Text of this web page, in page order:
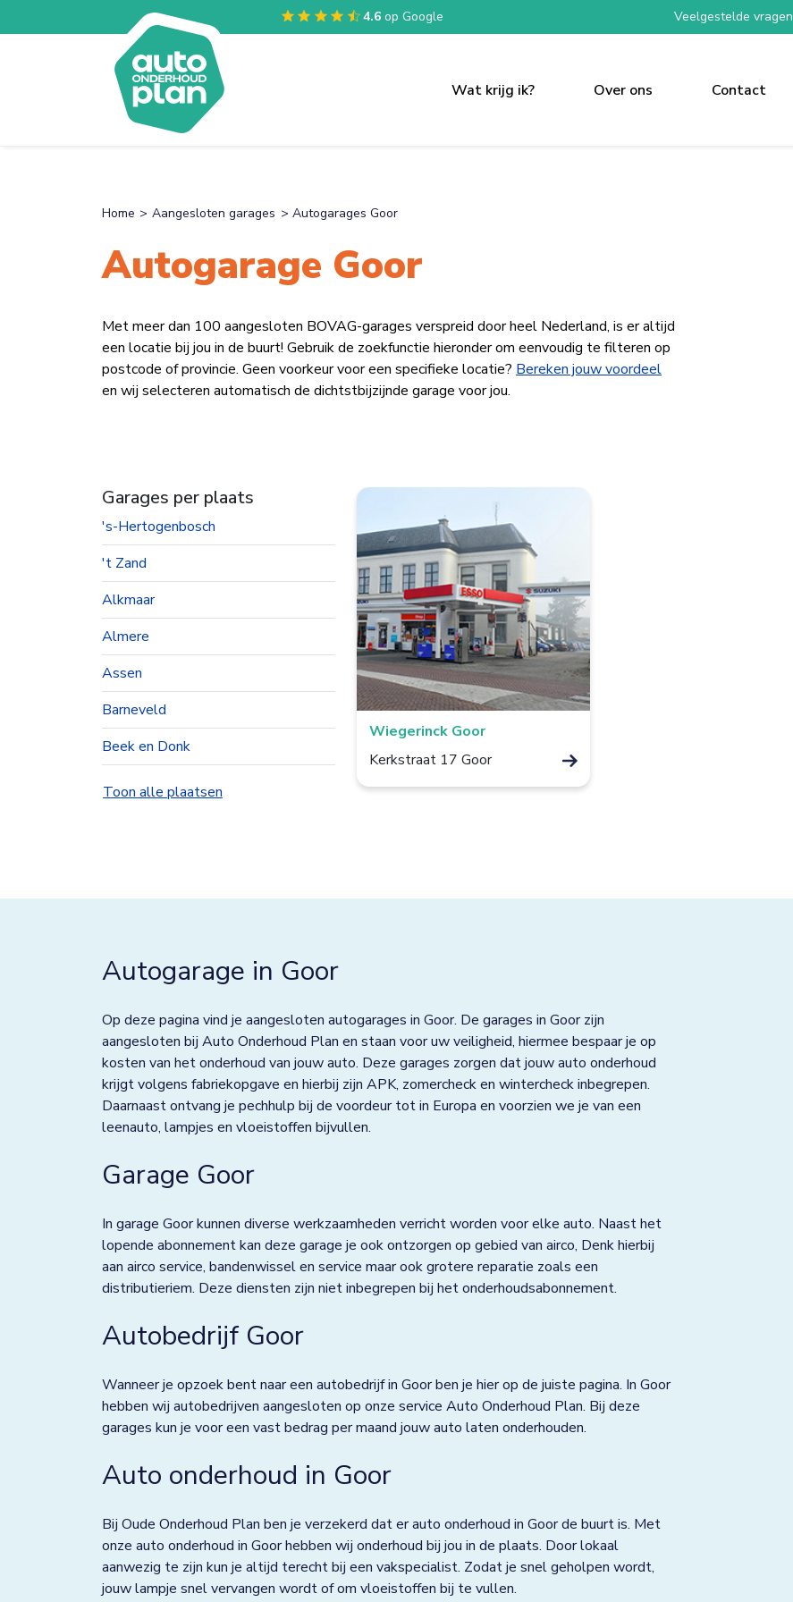
4.6 op Google Veelgestelde vragen
Wat krijg ik? Over ons Contact
Home Aangesloten garages Autogarages Goor
Autogarage Goor
Met meer dan 100 aangesloten BOVAG-garages verspreid door heel Nederland, is er altijd
een locatie bij jou in de buurt! Gebruik de zoekfunctie hieronder om eenvoudig te filteren op
postcode of provincie. Geen voorkeur voor een specifieke locatie? Bereken jouw voordeel
en wij selecteren automatisch de dichtstbijzijnde garage voor jou.
Garages per plaats
's-Hertogenbosch
't Zand
Alkmaar
Almere
Assen
Barneveld
Beek en Donk
Beesd
Bredevoort
Bussum
Colmschate
Culemborg
De Rijp
Deventer
Dieverbrug
Doezum
Dokkum
Eindhoven
Emmen
Enkhuizen
Franeker
Goor
Toon alle plaatsen
Wiegerinck Goor
Kerkstraat 17 Goor
Autogarage in Goor
Op deze pagina vind je aangesloten autogarages in Goor. De garages in Goor zijn
aangesloten bij Auto Onderhoud Plan en staan voor uw veiligheid, hiermee bespaar je op
kosten van het onderhoud van jouw auto. Deze garages zorgen dat jouw auto onderhoud
krijgt volgens fabriekopgave en hierbij zijn APK, zomercheck en wintercheck inbegrepen.
Daarnaast ontvang je pechhulp bij de voordeur tot in Europa en voorzien we je van een
leenauto, lampjes en vloeistoffen bijvullen.
Garage Goor
In garage Goor kunnen diverse werkzaamheden verricht worden voor elke auto. Naast het
lopende abonnement kan deze garage je ook ontzorgen op gebied van airco, Denk hierbij
aan airco service, bandenwissel en service maar ook grotere reparatie zoals een
distributieriem. Deze diensten zijn niet inbegrepen bij het onderhoudsabonnement.
Autobedrijf Goor
Wanneer je opzoek bent naar een autobedrijf in Goor ben je hier op de juiste pagina. In Goor
hebben wij autobedrijven aangesloten op onze service Auto Onderhoud Plan. Bij deze
garages kun je voor een vast bedrag per maand jouw auto laten onderhouden.
Auto onderhoud in Goor
Bij Oude Onderhoud Plan ben je verzekerd dat er auto onderhoud in Goor de buurt is. Met
onze auto onderhoud in Goor hebben wij onderhoud bij jou in de plaats. Door lokaal
aanwezig te zijn kun je altijd terecht bij een vakspecialist. Zodat je snel geholpen wordt,
jouw lampje snel vervangen wordt of om vloeistoffen bij te vullen.